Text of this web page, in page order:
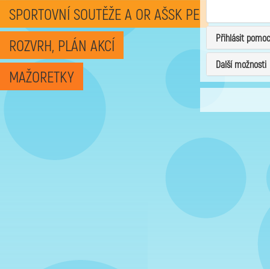
SPORTOVNÍ SOUTĚŽE A OR AŠSK PE
ROZVRH, PLÁN AKCÍ
MAŽORETKY
Přihlásit
Další možnosti